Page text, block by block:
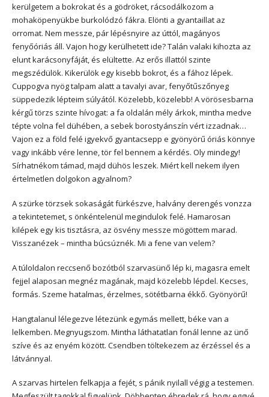
kerülgetem a bokrokat és a gödröket, rácsodálkozom a
mohaköpenyükbe burkolódzó fákra. Elönti a gyantaillat az
orromat. Nem messze, pár lépésnyire az úttól, magányos
fenyőóriás áll. Vajon hogy kerülhetett ide? Talán valaki kihozta az
elunt karácsonyfáját, és elültette. Az erős illattól szinte
megszédülök. Kikerülök egy kisebb bokrot, és a fához lépek.
Cuppogva nyög talpam alatt a tavalyi avar, fenyőtűszőnyeg
süppedezik lépteim súlyától. Közelebb, közelebb! A vörösesbarna
kérgű törzs szinte hívogat: a fa oldalán mély árkok, mintha medve
tépte volna fel dühében, a sebek borostyánszín vért izzadnak…
Vajon ez a föld felé igyekvő gyantacsepp e gyönyörű óriás könnye
vagy inkább vére lenne, tör fel bennem a kérdés. Oly mindegy!
Sírhatnékom támad, majd dühös leszek. Miért kell nekem ilyen
értelmetlen dolgokon agyalnom?
A szürke törzsek sokaságát fürkészve, halvány derengés vonzza
a tekintetemet, s önkéntelenül megindulok felé. Hamarosan
kilépek egy kis tisztásra, az ösvény messze mögöttem marad.
Visszanézek – mintha búcsúznék. Mi a fene van velem?
A túloldalon reccsenő bozótból szarvasünő lép ki, magasra emelt
fejjel alaposan megnéz magának, majd közelebb lépdel. Kecses,
formás. Szeme hatalmas, érzelmes, sötétbarna ékkő. Gyönyörű!
Hangtalanul lélegezve létezünk egymás mellett, béke van a
lelkemben. Megnyugszom. Mintha láthatatlan fonál lenne az ünő
szíve és az enyém között. Csendben töltekezem az érzéssel és a
látvánnyal.
A szarvas hirtelen felkapja a fejét, s pánik nyilall végig a testemen.